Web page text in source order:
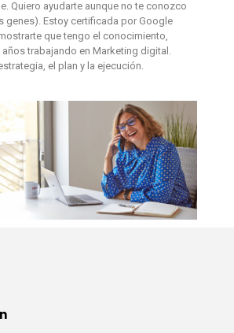
Quiero ayudarte aunque no te conozco
genes). Estoy certificada por Google
que tengo el conocimiento,
trabajando en Marketing digital.
el plan y la ejecución.